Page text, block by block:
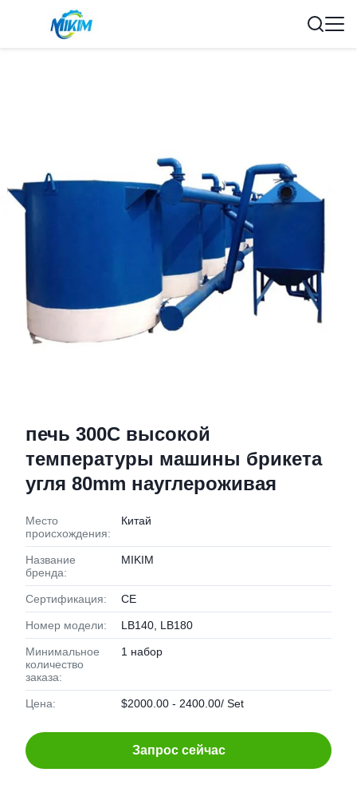
печь 300C высокой
температуры машины брикета
угля 80mm науглероживая
Место
происхождения:
Китай
Название
бренда:
MIKIM
Сертификация: CE
Номер модели: LB140, LB180
Минимальное
количество
заказа:
1 набор
Цена: $2000.00 - 2400.00/ Set
Запрос сейчас